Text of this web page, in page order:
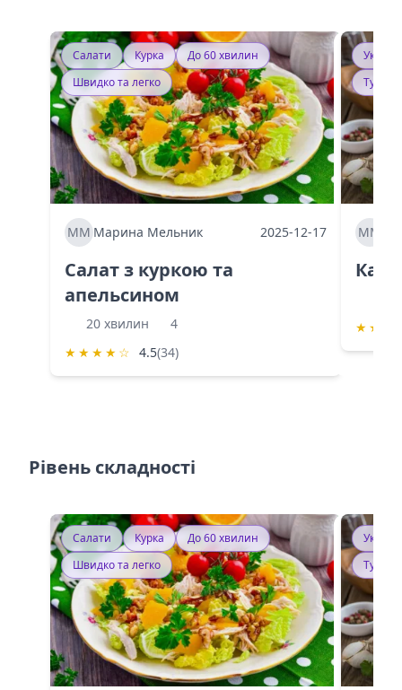
Салати Курка
До 60 хвилин
Швидко та легко
ММ Марина Мельник 2025-12-17
Салат з куркою та
апельсином
20 хвилин
4
★ ★ ★ ★ ☆ 4.5(34)
ММ
★ ★
Рівень складності
Салати Курка
До 60 хвилин
Швидко та легко